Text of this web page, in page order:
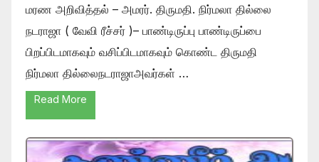
மரண அறிவித்தல் – அமரர். திருமதி. நிர்மலா தில்லை
நடராஜா ( வேவி ரீச்சர் )– பாண்டிருப்பு பாண்டிருப்பை
பிறப்பிடமாகவும் வசிப்பிடமாகவும் கொண்ட திருமதி
நிர்மலா தில்லைநடராஜாஅவர்கள் …
Read More